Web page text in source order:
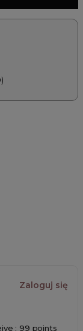
Zaloguj się
: 99 points